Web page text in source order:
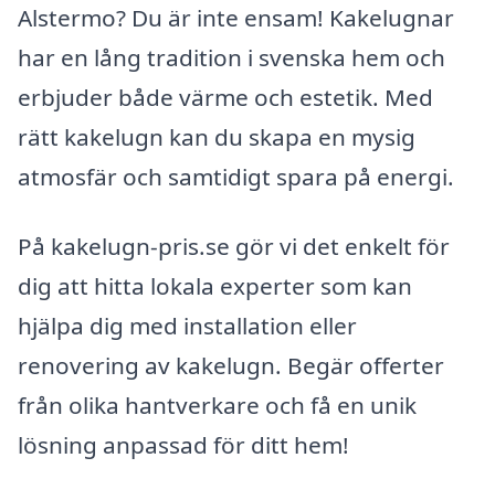
Alstermo? Du är inte ensam! Kakelugnar
har en lång tradition i svenska hem och
erbjuder både värme och estetik. Med
rätt kakelugn kan du skapa en mysig
atmosfär och samtidigt spara på energi.
På kakelugn-pris.se gör vi det enkelt för
dig att hitta lokala experter som kan
hjälpa dig med installation eller
renovering av kakelugn. Begär offerter
från olika hantverkare och få en unik
lösning anpassad för ditt hem!